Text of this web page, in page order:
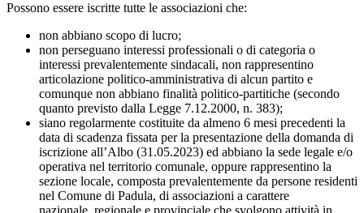
Possono essere iscritte tutte le associazioni che:
non abbiano scopo di lucro;
non perseguano interessi professionali o di categoria o
interessi prevalentemente sindacali, non rappresentino
articolazione politico-amministrativa di alcun partito e
comunque non abbiano finalità politico-partitiche (secondo
quanto previsto dalla Legge 7.12.2000, n. 383);
siano regolarmente costituite da almeno 6 mesi precedenti la
data di scadenza fissata per la presentazione della domanda di
iscrizione all’Albo (31.05.2023) ed abbiano la sede legale e/o
operativa nel territorio comunale, oppure rappresentino la
sezione locale, composta prevalentemente da persone residenti
nel Comune di Padula, di associazioni a carattere